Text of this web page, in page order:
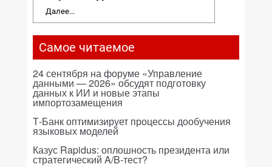
Далее...
Самое читаемое
24 сентября на форуме «Управление
данными — 2026» обсудят подготовку
данных к ИИ и новые этапы
импортозамещения
Т-Банк оптимизирует процессы дообучения
языковых моделей
Казус Rapidus: оплошность президента или
стратегический A/B-тест?